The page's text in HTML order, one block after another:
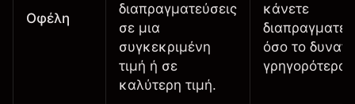
Οφέλη
διαπραγματεύσεις
σε μια
συγκεκριμένη
τιμή ή σε
καλύτερη τιμή.
κάνετε
όσο το
γρηγορότερα.